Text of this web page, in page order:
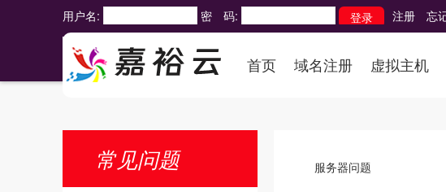
用户名: 密 码: 注册 忘
首页 域名注册 虚拟主机
常见问题 服务器问题